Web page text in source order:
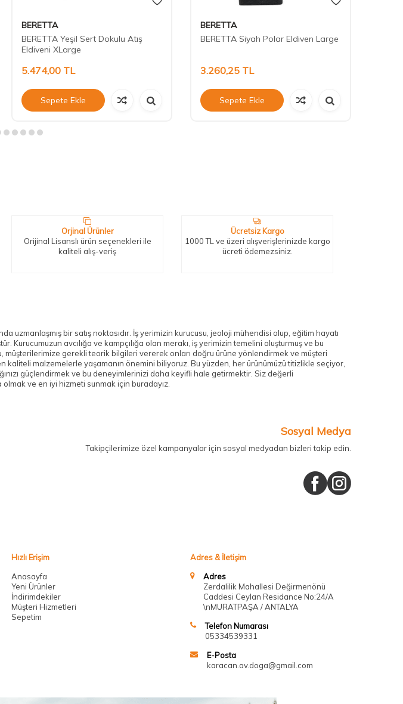
BERETTA
BERETTA Yeşil Sert Dokulu Atış
Eldiveni XLarge
5.474,00 TL
Sepete Ekle
BERETTA
BERETTA Siyah Polar Eldiven Large
3.260,25 TL
Sepete Ekle
Orjinal Ürünler
Orijinal Lisanslı ürün seçenekleri ile
kaliteli alış-veriş
Ücretsiz Kargo
1000 TL ve üzeri alışverişlerinizde kargo
ücreti ödemezsiniz.
uzmanlaşmış bir satış noktasıdır. İş yerimizin kurucusu, jeoloji mühendisi olup, eğitim hayatı
avcılığa ve kampçılığa olan merakı, iş yerimizin temelini oluşturmuş ve bu
gerekli teorik bilgileri vererek onları doğru ürüne yönlendirmek ve müşteri
malzemelerle yaşamanın önemini biliyoruz. Bu yüzden, her ürünümüzü titizlikle seçiyor,
güçlendirmek ve bu deneyimlerinizi daha keyifli hale getirmektir. Siz değerli
ve en iyi hizmeti sunmak için buradayız.
Sosyal Medya
Takipçilerimize özel kampanyalar için sosyal medyadan bizleri takip edin.
Hızlı Erişim
Anasayfa
Yeni Ürünler
İndirimdekiler
Müşteri Hizmetleri
Sepetim
Adres & İletişim
Adres
Zerdalilik Mahallesi Değirmenönü
Caddesi Ceylan Residance No:24/A
\nMURATPAŞA / ANTALYA
Telefon Numarası
05334539331
E-Posta
karacan.av.doga@gmail.com